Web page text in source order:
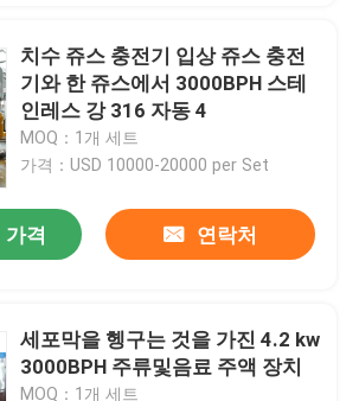
치수 쥬스 충전기 입상 쥬스 충전
기와 한 쥬스에서 3000BPH 스테
인레스 강 316 자동 4
MOQ：1개 세트
가격：USD 10000-20000 per Set
가격 연락처
세포막을 헹구는 것을 가진 4.2 kw
3000BPH 주류및음료 주액 장치
MOQ：1개 세트